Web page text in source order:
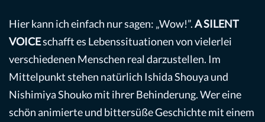
Hier kann ich einfach nur sagen: „Wow!”.A SILENT
VOICEschafft es Lebenssituationen von vielerlei
verschiedenen Menschen real darzustellen. Im
Mittelpunkt stehen natürlich Ishida Shouya und
Nishimiya Shouko mit ihrer Behinderung. Wer eine
schön animierte und bittersüße Geschichte mit einem